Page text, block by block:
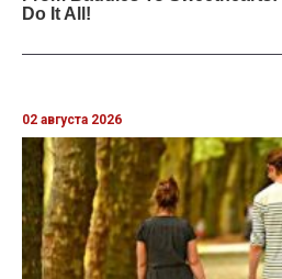
02 августа 2026